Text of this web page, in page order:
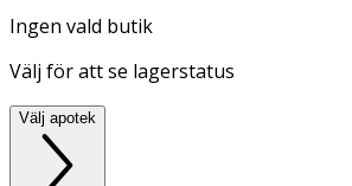
Ingen vald butik
Välj för att se lagerstatus
Välj apotek